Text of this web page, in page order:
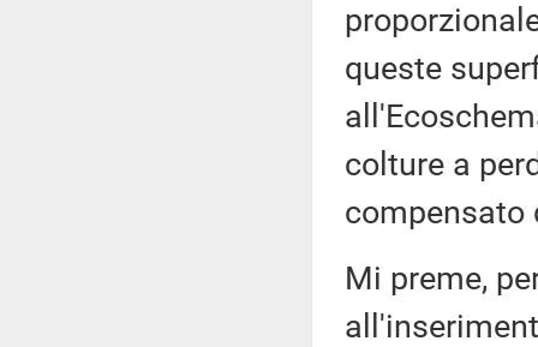
queste
colture a
compensato
Mi preme,